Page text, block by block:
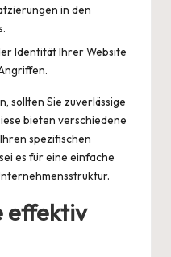
in den
Identität Ihrer Website
sollten Sie zuverlässige
bieten verschiedene
spezifischen
es für eine einfache
effektiv